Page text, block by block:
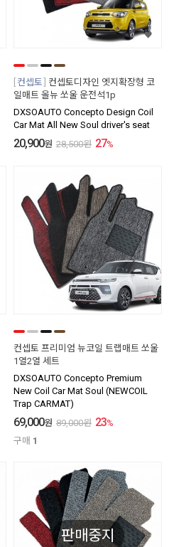
컨셉토
컨셉토디자인 엣지확장형 코
일매트 올뉴 쏘울 운전석1p
DXSOAUTO Concepto Design Coil
Car Mat All New Soul driver's seat
20,900원 28,500원 27%
컨셉토 프리미엄 뉴코일 트랩매트 쏘울
1열2열 세트
DXSOAUTO Concepto Premium
New Coil Car Mat Soul (NEWCOIL
Trap CARMAT)
69,000원 89,000원 23%
구매 1
판매중지